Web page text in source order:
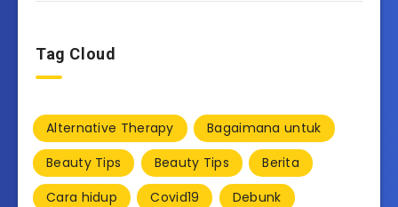
Tag Cloud
Alternative Therapy
Bagaimana untuk
Beauty Tips
Beauty Tips
Berita
Cara hidup
Covid19
Debunk